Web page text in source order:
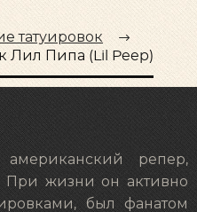
татуировок
Лил Пипа (Lil Peep)
репер,
жизни он активно
был фанатом